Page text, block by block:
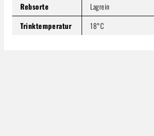
Rebsorte
Lagrein
Trinktemperatur
18°C